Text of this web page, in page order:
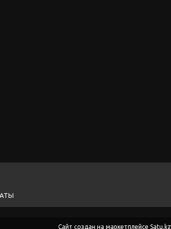
Сайт создан на маркетплейсе Satu.kz